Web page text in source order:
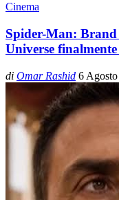
Cinema
Spider-Man:
Universe
di Omar Rashid 6